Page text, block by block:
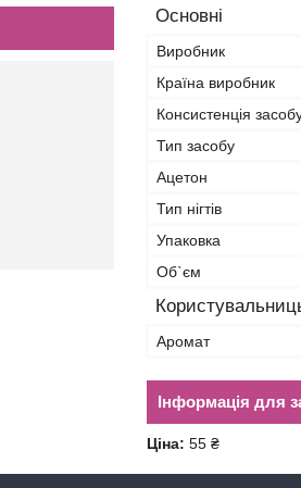
Основні
Виробник
Країна виробник
Консистенція
Тип засобу
Ацетон
Тип нігтів
Упаковка
Об`єм
Аромат
Інформація для
Ціна: 55 ₴